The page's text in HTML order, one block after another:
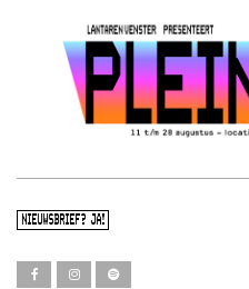
NIEUWSBRIEF? JA!